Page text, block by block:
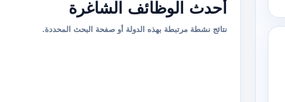
أحدث الوظائف الشاغرة
نتائج نشطة مرتبطة بهذه الدولة أو صفحة البحث المحددة.